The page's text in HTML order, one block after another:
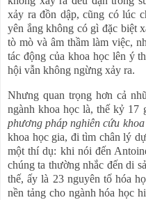
xảy ra đồn dập, cũng có lúc
yên ắng không có gì đặc biệt
tò mò và âm thầm làm việc,
tác động của khoa học lên ý
hội vẫn không ngừng xảy ra.
Nhưng quan trọng hơn cả
ngành khoa học là, thế kỷ 17
phương pháp nghiên cứu
khoa học gia, đi tìm chân lý
một thí dụ: khi nói đến
chúng ta thường nhắc đến di
thế, ấy là 23 nguyên tố hóa
nền tảng cho ngành hóa học